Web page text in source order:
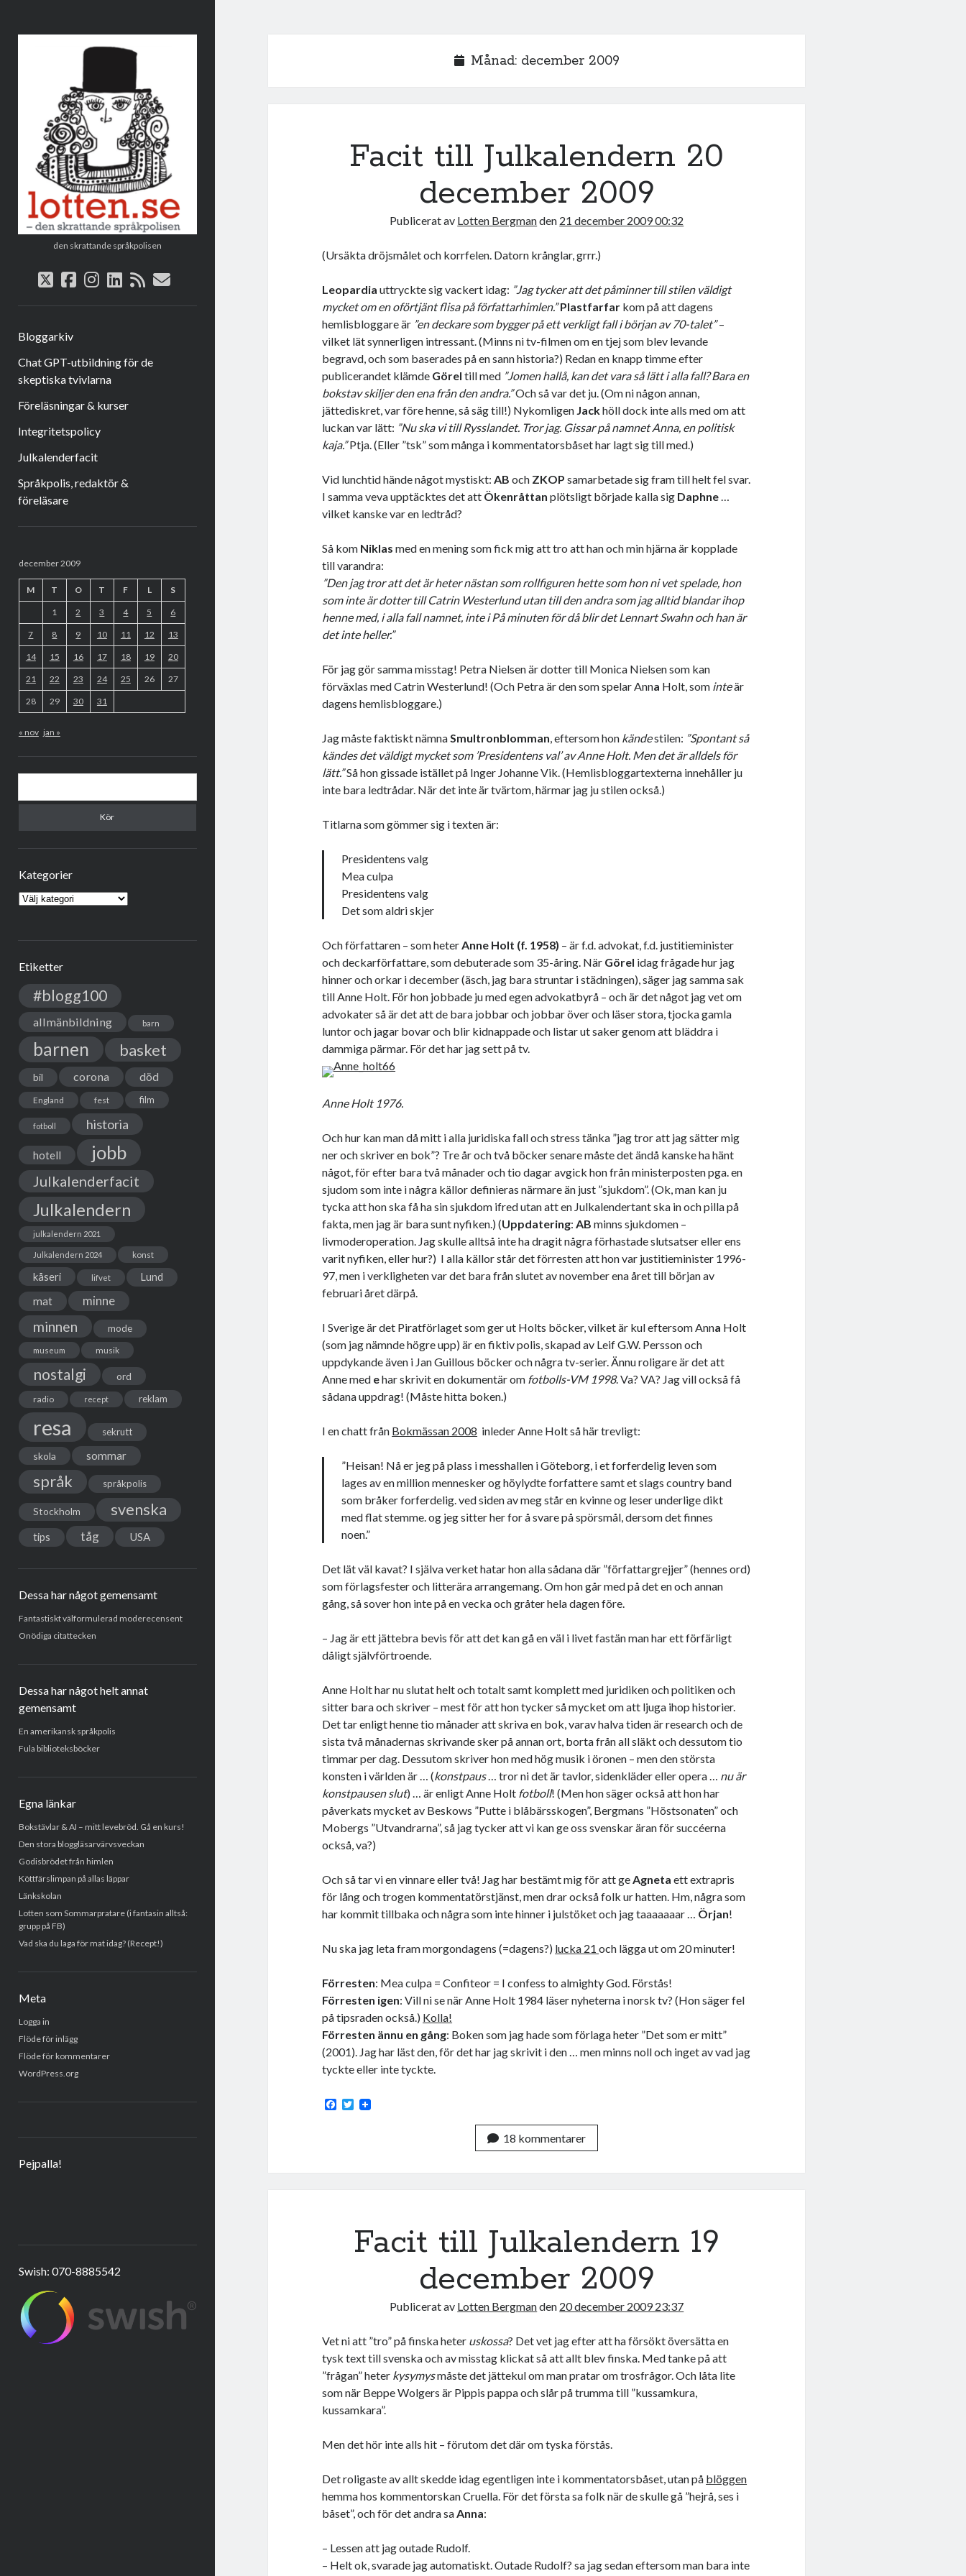
den skrattande språkpolisen
twitter
facebook
instagram
linkedin
rsse-
Bloggarkiv
Chat GPT-utbildning för de
skeptiska tvivlarna
Föreläsningar & kurser
Integritetspolicy
Julkalenderfacit
Språkpolis, redaktör &
föreläsare
december 2009
M T O T F L S
1 2 3 4 5 6
7 8 9 10 11 12 13
14 15 16 17 18 19 20
21 22 23 24 25 26 27
28 29 30 31
« nov jan »
Kategorier
Kategorier
Etiketter
#blogg100
allmänbildning barn
barnen basket
bil corona död
England fest film
fotboll historia
hotell jobb
Julkalenderfacit
Julkalendern
julkalendern 2021
Julkalendern 2024 konst
kåseri lifvet Lund
mat minne
minnen mode
museum musik
nostalgi ord
radio recept reklam
resa sekrutt
skola sommar
språk språkpolis
Stockholm svenska
tips tåg USA
Dessa har något gemensamt
Fantastiskt välformulerad moderecensent
Onödiga citattecken
Dessa har något helt annat
gemensamt
En amerikansk språkpolis
Fula biblioteksböcker
Egna länkar
Bokstävlar & AI – mitt levebröd. Gå en kurs!
Den stora bloggläsarvärvsveckan
Godisbrödet från himlen
Köttfärslimpan på allas läppar
Länkskolan
Lotten som Sommarpratare (i fantasin alltså:
grupp på FB)
Vad ska du laga för mat idag? (Recept!)
Meta
Logga in
Flöde för inlägg
Flöde för kommentarer
WordPress.org
Pejpalla!
Swish: 070-8885542
Månad: december 2009
Facit till Julkalendern 20
december 2009
Publicerat av Lotten Bergmanden 21 december 2009 00:32
(Ursäkta dröjsmålet och korrfelen. Datorn krånglar, grrr.)
Leopardia uttryckte sig vackert idag: ”Jag tycker att det påminner till stilen väldigt
mycket om en oförtjänt flisa på författarhimlen.” Plastfarfar kom på att dagens
hemlisbloggare är ”en deckare som bygger på ett verkligt fall i början av 70-talet”–
vilket lät synnerligen intressant. (Minns ni tv-filmen om en tjej som blev levande
begravd, och som baserades på en sann historia?) Redan en knapp timme efter
publicerandet klämde Görel till med ”Jomen hallå, kan det vara så lätt i alla fall? Bara en
bokstav skiljer den ena från den andra.”Och så var det ju. (Om ni någon annan,
jättediskret, var före henne, så säg till!) Nykomligen Jackhöll dock inte alls med om att
luckan var lätt: ”Nu ska vi till Rysslandet. Tror jag. Gissar på namnet Anna, en politisk
kaja.”Ptja. (Eller ”tsk” som många i kommentatorsbåset har lagt sig till med.)
Vid lunchtid hände något mystiskt:AB och ZKOP samarbetade sig fram till helt fel svar.
I samma veva upptäcktes det att Ökenråttan plötsligt började kalla sig Daphne…
vilket kanske var en ledtråd?
Så kom Niklas med en mening som fick mig att tro att han och min hjärna är kopplade
till varandra:
”Den jag tror att det är heter nästan som rollfiguren hette som hon ni vet spelade, hon
som inte är dotter till Catrin Westerlund utan till den andra som jag alltid blandar ihop
henne med, i alla fall namnet, inte i På minuten för då blir det Lennart Swahn och han är
det inte heller.”
För jag gör samma misstag! Petra Nielsen är dotter till Monica Nielsen som kan
förväxlas med Catrin Westerlund! (Och Petra är den som spelar Anna Holt, som inteär
dagens hemlisbloggare.)
Jag måste faktiskt nämnaSmultronblomman, eftersom hon kändestilen: ”Spontant så
kändes det väldigt mycket som ’Presidentens val’ av Anne Holt. Men det är alldels för
lätt.”Så hon gissade istället på Inger Johanne Vik. (Hemlisbloggartexterna innehåller ju
inte bara ledtrådar. När det inte är tvärtom, härmar jag ju stilen också.)
Titlarna som gömmer sig i texten är:
Presidentens valg
Mea culpa
Presidentens valg
Det som aldri skjer
Och författaren – som heterAnne Holt (f. 1958) – är f.d. advokat, f.d. justitieminister
och deckarförfattare, som debuterade som 35-åring. När Görel idag frågade hur jag
hinner och orkar i december (äsch, jag bara struntar i städningen), säger jag samma sak
till Anne Holt. För hon jobbade ju med egen advokatbyrå – och är det något jag vet om
advokater så är det att de bara jobbar och jobbar över och läser stora, tjocka gamla
luntor och jagar bovar och blir kidnappade och listar ut saker genom att bläddra i
dammiga pärmar. För det har jag sett på tv.
Anne Holt 1976.
Och hur kan man då mitt i alla juridiska fall och stress tänka ”jag tror att jag sätter mig
ner och skriver en bok”? Tre år och två böcker senare måste det ändå kanske ha hänt
något, för efter bara två månader och tio dagar avgick hon från ministerposten pga. en
sjudom som inte i några källor definieras närmare än just ”sjukdom”. (Ok, man kan ju
tycka att hon ska få ha sin sjukdom ifred utan att en Julkalendertant ska in och pilla på
fakta, men jag är bara sunt nyfiken.) (Uppdatering:AB minns sjukdomen –
livmoderoperation. Jag skulle alltså inte ha dragit några förhastade slutsatser eller ens
varit nyfiken, eller hur?) I alla källor står det förresten att hon var justitieminister 1996-
97, men i verkligheten var det bara från slutet av november ena året till början av
februari året därpå.
I Sverige är det Piratförlaget som ger ut Holts böcker, vilket är kul eftersom Anna Holt
(som jag nämnde högre upp) är en fiktiv polis, skapad av Leif G.W. Persson och
uppdykande även i Jan Guillous böcker och några tv-serier. Ännu roligare är det att
Anne med ehar skrivit en dokumentär om fotbolls-VM 1998. Va? VA? Jag vill också få
sådana uppdrag! (Måste hitta boken.)
I en chatt från Bokmässan 2008 inleder Anne Holt så här trevligt:
”Heisan! Nå er jeg på plass i messhallen i Göteborg, i et forferdelig leven som
lages av en million mennesker og höylydte forfattere samt et slags country band
som bråker forferdelig. ved siden av meg står en kvinne og leser underlige dikt
med flat stemme. og jeg sitter her for å svare på spörsmål, dersom det finnes
noen.”
Det lät väl kavat? I själva verket hatar hon alla sådana där ”författargrejjer” (hennes ord)
som förlagsfester och litterära arrangemang. Om hon går med på det en och annan
gång, så sover hon inte på en vecka och gråter hela dagen före.
– Jag är ett jättebra bevis för att det kan gå en väl i livet fastän man har ett förfärligt
dåligt självförtroende.
Anne Holt har nu slutat helt och totalt samt komplett med juridiken och politiken och
sitter bara och skriver – mest för att hon tycker så mycket om att ljuga ihop historier.
Det tar enligt henne tio månader att skriva en bok, varav halva tiden är research och de
sista två månadernas skrivande sker på annan ort, borta från all släkt och dessutom tio
timmar per dag. Dessutom skriver hon med hög musik i öronen – men den största
konsten i världen är … (konstpaus… tror ni det är tavlor, sidenkläder eller opera … nu är
konstpausen slut) … är enligt Anne Holt fotboll! (Men hon säger också att hon har
påverkats mycket av Beskows ”Putte i blåbärsskogen”, Bergmans ”Höstsonaten” och
Mobergs ”Utvandrarna”, så jag tycker att vi kan ge oss svenskar äran för succéerna
också, va?)
Och så tar vi en vinnare eller två! Jag har bestämt mig för att geAgneta ett extrapris
för lång och trogen kommentatörstjänst, men drar också folk ur hatten. Hm, några som
har kommit tillbaka och några som inte hinner i julstöket och jag taaaaaaar … Örjan!
Nu ska jag leta fram morgondagens (=dagens?) lucka 21och lägga ut om 20 minuter!
Förresten: Mea culpa = Confiteor = I confess to almighty God. Förstås!
Förresten igen: Vill ni se när Anne Holt 1984 läser nyheterna i norsk tv? (Hon säger fel
på tipsraden också.) Kolla!
Förresten ännu en gång: Boken som jag hade som förlaga heter ”Det som er mitt”
(2001). Jag har läst den, för det har jag skrivit i den … men minns noll och inget av vad jag
tyckte eller inte tyckte.
F
T
18 kommentarer
Facit till Julkalendern 19
december 2009
Publicerat av Lotten Bergmanden 20 december 2009 23:37
Vet ni att ”tro” på finska heter uskossa? Det vet jag efter att ha försökt översätta en
tysk text till svenska och av misstag klickat så att allt blev finska. Med tanke på att
”frågan” heter kysymysmåste det jättekul om man pratar om trosfrågor. Och låta lite
som när Beppe Wolgers är Pippis pappa och slår på trumma till ”kussamkura,
kussamkara”.
Men det hör inte alls hit – förutom det där om tyska förstås.
Det roligaste av allt skedde idag egentligen inte i kommentatorsbåset, utan på blöggen
hemma hos kommentorskan Cruella. För det första sa folk när de skulle gå ”hejrå, ses i
båset”, och för det andra saAnna:
– Lessen att jag outade Rudolf.
– Helt ok, svarade jag automatiskt. Outade Rudolf? sa jag sedan eftersom man bara inte